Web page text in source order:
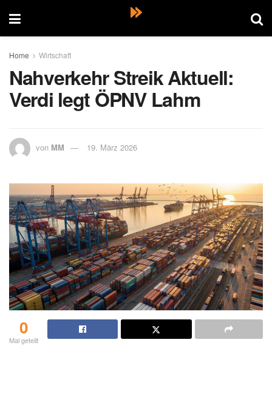
Home Wirtschaft
Nahverkehr Streik Aktuell:
Verdi legt ÖPNV Lahm
von MM 19. März 2026
0
Mal geteilt